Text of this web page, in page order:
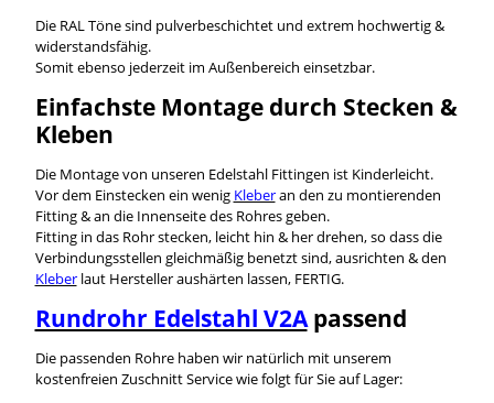
Die RAL Töne sind pulverbeschichtet und extrem hochwertig &
widerstandsfähig.
Somit ebenso jederzeit im Außenbereich einsetzbar.
Einfachste Montage durch Stecken &
Kleben
Die Montage von unseren Edelstahl Fittingen ist Kinderleicht.
Vor dem Einstecken ein wenig Kleberan den zu montierenden
Fitting & an die Innenseite des Rohres geben.
Fitting in das Rohr stecken, leicht hin & her drehen, so dass die
Verbindungsstellen gleichmäßig benetzt sind, ausrichten & den
Kleberlaut Hersteller aushärten lassen, FERTIG.
Rundrohr Edelstahl V2Apassend
Die passenden Rohre haben wir natürlich mit unserem
kostenfreien Zuschnitt Service wie folgt für Sie auf Lager: